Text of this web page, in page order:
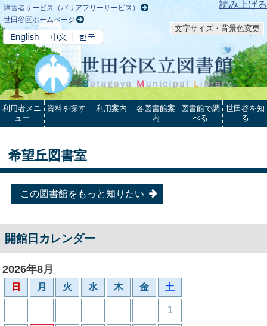
本文へ 読み上げる
障害者サービス（バリアフリーサービス）
世田谷区ホームページ
文字サイズ・背景色変更
利用者メニ
ュー
資料を探す 利用案内
各図書館案
内
図書館で調
べる
世田谷を知
る
希望丘図書室
この図書館をもっと知りたい
開館日カレンダー
2026年8月
日 月 火 水 木 金 土
1